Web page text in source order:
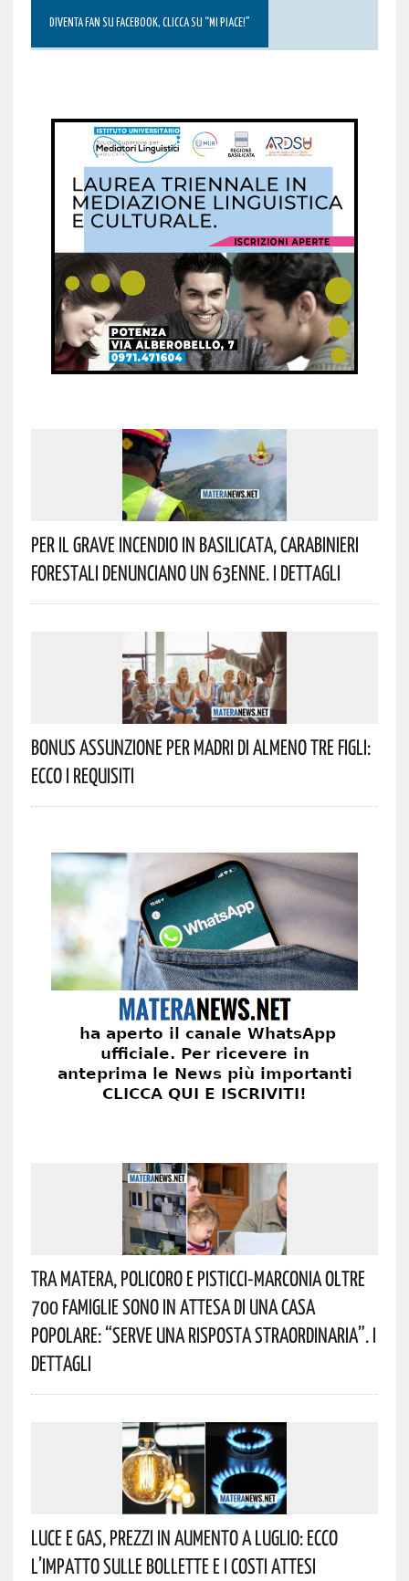
DIVENTA FAN SU FACEBOOK, CLICCA SU “MI PIACE!”
Per Il Grave Incendio In Basilicata, Carabinieri
Forestali Denunciano Un 63enne. I Dettagli
Bonus Assunzione Per Madri Di Almeno Tre Figli:
Ecco I Requisiti
Tra Matera, Policoro E Pisticci-Marconia Oltre
700 Famiglie Sono In Attesa Di Una Casa
Popolare: “serve Una Risposta Straordinaria”. I
Dettagli
Luce E Gas, Prezzi In Aumento A Luglio: Ecco
L’impatto Sulle Bollette E I Costi Attesi